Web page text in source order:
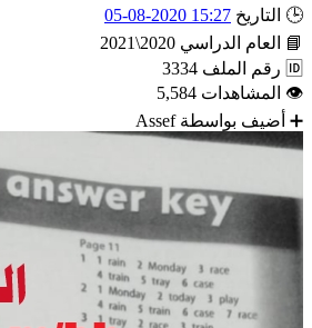
🕒 التاريخ 15:27 2020-08-05
📘
العام الدراسي 2020\2021
🆔 رقم الملف 3334
👁 المشاهدات 5,584
➕ أضيف بواسطة Assef